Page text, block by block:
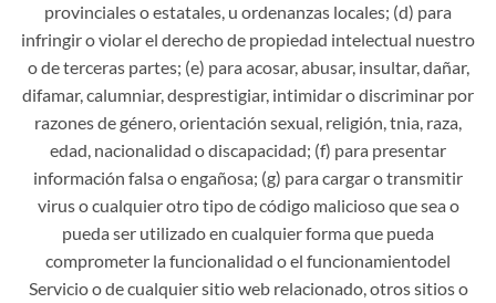
provinciales o estatales, u ordenanzas locales; (d) para
infringir o violar el derecho de propiedad intelectual nuestro
o de terceras partes; (e) para acosar, abusar, insultar, dañar,
difamar, calumniar, desprestigiar, intimidar o discriminar por
razones de género, orientación sexual, religión, tnia, raza,
edad, nacionalidad o discapacidad; (f) para presentar
información falsa o engañosa; (g) para cargar o transmitir
virus o cualquier otro tipo de código malicioso que sea o
pueda ser utilizado en cualquier forma que pueda
comprometer la funcionalidad o el funcionamientodel
Servicio o de cualquier sitio web relacionado, otros sitios o